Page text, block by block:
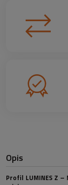
Opis
Profil LUMINES Z